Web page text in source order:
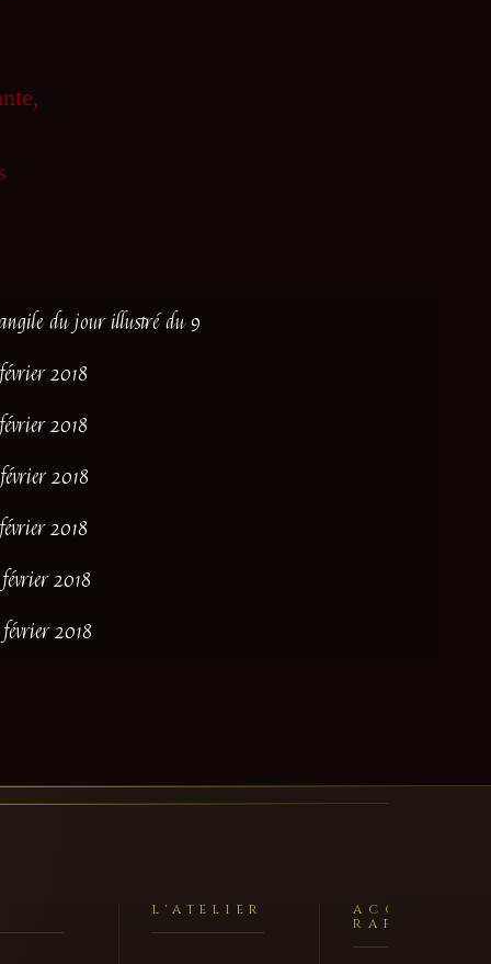
du jour illustré du 9
2018
2018
2018
2018
2018
2018
L'ATELIER
ACCÈS
RAPIDE